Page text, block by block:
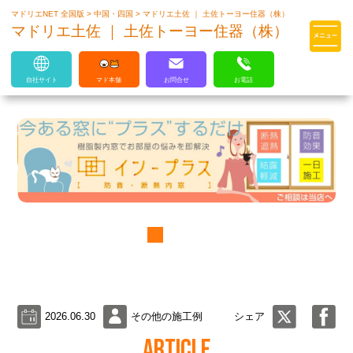
マドリエはLIXILの厳しい基準を
クリアした住まいのプロ集団です
マドリエNET 全国版>中国・四国>マドリエ土佐 ｜ 土佐トーヨー住器（株）
マドリエ土佐 ｜ 土佐トーヨー住器（株）
自社サイト マド本舗 お問合せ お電話
2026.06.30 その他の施工例 シェア